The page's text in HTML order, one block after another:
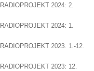
RADIOPROJEKT 2024: 2.
RADIOPROJEKT 2024: 1.
RADIOPROJEKT 2023: 1.-12.
RADIOPROJEKT 2023: 12.